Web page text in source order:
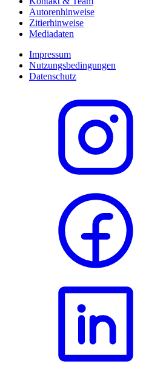
Autorenhinweise
Zitierhinweise
Mediadaten
Impressum
Nutzungsbedingungen
Datenschutz